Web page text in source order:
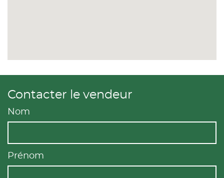
Contacter le vendeur
Nom
Prénom